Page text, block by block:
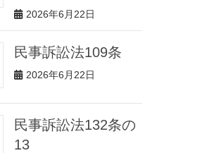
2026年6月22日
民事訴訟法109条
2026年6月22日
民事訴訟法132条の
13